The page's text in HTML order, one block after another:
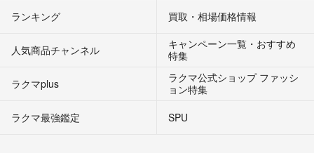
ランキング 買取・相場価格情報
人気商品チャンネル
キャンペーン一覧・おすすめ
特集
ラクマplus
ラクマ公式ショップ ファッシ
ョン特集
ラクマ最強鑑定
SPU